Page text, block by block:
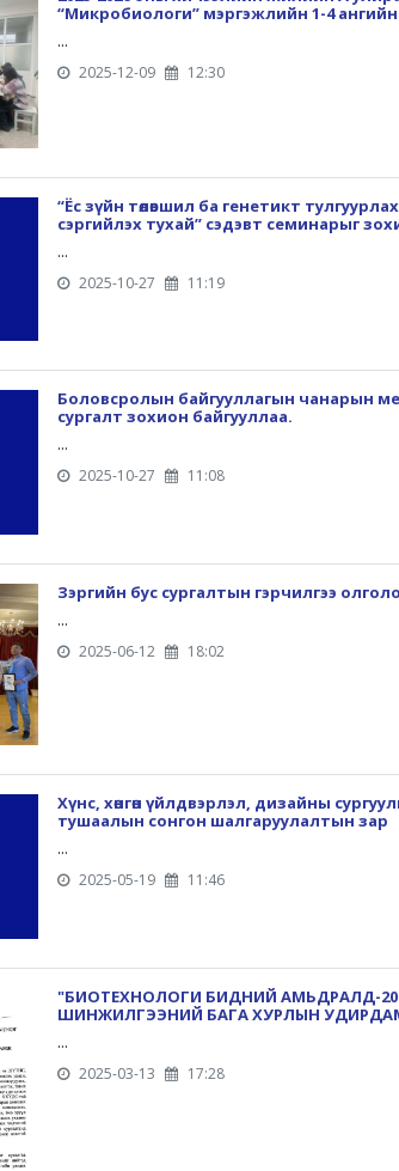
“Микробиологи” мэргэжлийн 1-4 ангийн
...
2025-12-09 12:30
“Ёс зүйн төлөвшил ба генетикт
сэргийлэх тухай” сэдэвт семинарыг
...
2025-10-27 11:19
Боловсролын байгууллагын чанарын
сургалт зохион байгууллаа.
...
2025-10-27 11:08
Зэргийн бус сургалтын гэрчилгээ
...
2025-06-12 18:02
Хүнс, хөнгөн үйлдвэрлэл, дизайны
тушаалын сонгон шалгаруулалтын зар
...
2025-05-19 11:46
"БИОТЕХНОЛОГИ БИДНИЙ АМЬДРАЛД-
ШИНЖИЛГЭЭНИЙ БАГА ХУРЛЫН
...
2025-03-13 17:28